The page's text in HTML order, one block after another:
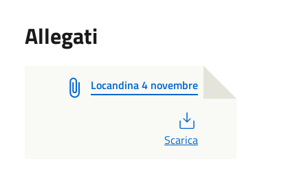
Allegati
Locandina 4 novembre
Scarica